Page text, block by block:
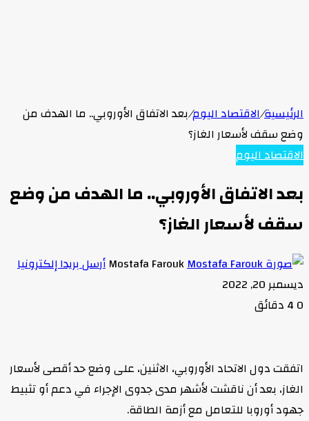
الرئيسية/الاقتصاد اليوم/بعد الاتفاق الأوروبي.. ما الهدف من
وضع سقف لأسعار الغاز؟
الاقتصاد اليوم
بعد الاتفاق الأوروبي.. ما الهدف من وضع
سقف لأسعار الغاز؟
Mostafa Farouk أرسل بريدا إلكترونيا
ديسمبر 20, 2022
0
اتفقت دول الاتحاد الأوروبي، الاثنين، على وضع حد أقصى لأسعار
الغاز، بعد أن ناقشت لأشهر مدى جدوى الإجراء في دعم أو تثبيط
جهود أوروبا للتعامل مع أزمة الطاقة.